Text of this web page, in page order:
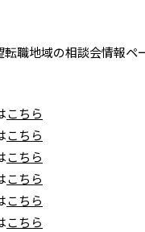
職地域の相談会情報ペ
こちら
こちら
こちら
こちら
こちら
こちら